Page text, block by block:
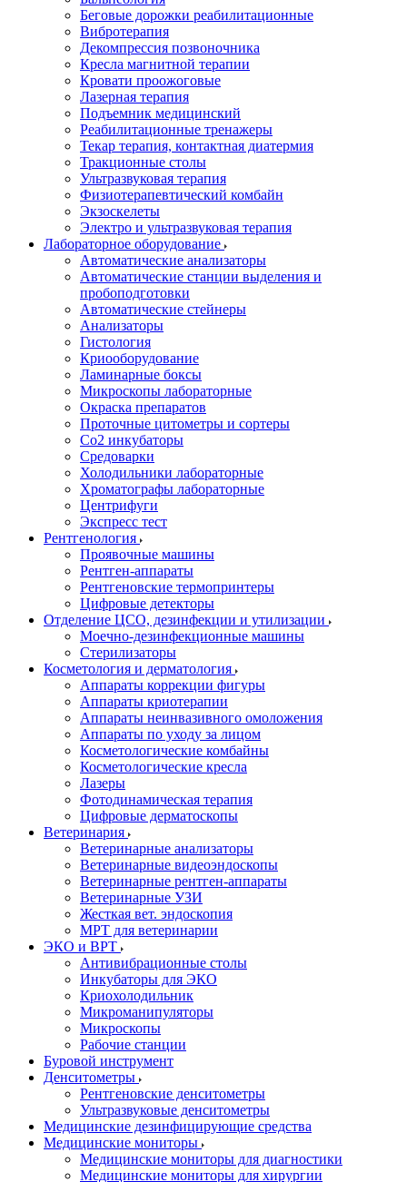
Беговые дорожки реабилитационные
Вибротерапия
Декомпрессия позвоночника
Кресла магнитной терапии
Кровати проожоговые
Лазерная терапия
Подъемник медицинский
Реабилитационные тренажеры
Текар терапия, контактная диатермия
Тракционные столы
Ультразвуковая терапия
Физиотерапевтический комбайн
Экзоскелеты
Электро и ультразвуковая терапия
Лабораторное оборудование
Автоматические анализаторы
Автоматические станции выделения и
пробоподготовки
Автоматические стейнеры
Анализаторы
Гистология
Криооборудование
Ламинарные боксы
Микроскопы лабораторные
Окраска препаратов
Проточные цитометры и сортеры
Со2 инкубаторы
Средоварки
Холодильники лабораторные
Хроматографы лабораторные
Центрифуги
Экспресс тест
Рентгенология
Проявочные машины
Рентген-аппараты
Рентгеновские термопринтеры
Цифровые детекторы
Отделение ЦСО, дезинфекции и утилизации
Моечно-дезинфекционные машины
Стерилизаторы
Косметология и дерматология
Аппараты коррекции фигуры
Аппараты криотерапии
Аппараты неинвазивного омоложения
Аппараты по уходу за лицом
Косметологические комбайны
Косметологические кресла
Лазеры
Фотодинамическая терапия
Цифровые дерматоскопы
Ветеринария
Ветеринарные анализаторы
Ветеринарные видеоэндоскопы
Ветеринарные рентген-аппараты
Ветеринарные УЗИ
Жесткая вет. эндоскопия
МРТ для ветеринарии
ЭКО и ВРТ
Антивибрационные столы
Инкубаторы для ЭКО
Криохолодильник
Микроманипуляторы
Микроскопы
Рабочие станции
Буровой инструмент
Денситометры
Рентгеновские денситометры
Ультразвуковые денситометры
Медицинские дезинфицирующие средства
Медицинские мониторы
Медицинские мониторы для диагностики
Медицинские мониторы для хирургии